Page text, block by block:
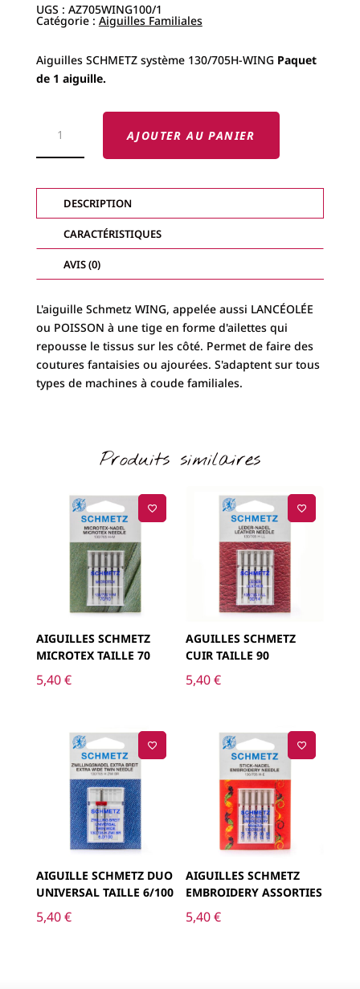
UGS : AZ705WING100/1
Catégorie : Aiguilles Familiales
Aiguilles SCHMETZ système 130/705H-WING Paquet
de 1 aiguille.
AIGUILLE
WING
AJOUTER AU PANIER
DESCRIPTION
CARACTÉRISTIQUES
AVIS (0)
L'aiguille Schmetz WING, appelée aussi LANCÉOLÉE
ou POISSON à une tige en forme d'ailettes qui
repousse le tissus sur les côté. Permet de faire des
coutures fantaisies ou ajourées. S'adaptent sur tous
types de machines à coude familiales.
Produits similaires
AIGUILLES SCHMETZ
MICROTEX TAILLE 70
5,40€
AGUILLES SCHMETZ
CUIR TAILLE 90
5,40€
AIGUILLE SCHMETZ DUO
UNIVERSAL TAILLE 6/100
5,40€
AIGUILLES SCHMETZ
EMBROIDERY ASSORTIES
5,40€